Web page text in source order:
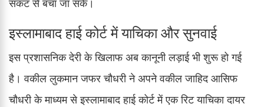
संकट से बचा जा सके।
इस्लामाबाद हाई कोर्ट में याचिका और सुनवाई
इस प्रशासनिक देरी के खिलाफ अब कानूनी लड़ाई भी शुरू हो गई
है। वकील लुकमान जफर चौधरी ने अपने वकील जाहिद आसिफ
चौधरी के माध्यम से इस्लामाबाद हाई कोर्ट में एक रिट याचिका दायर